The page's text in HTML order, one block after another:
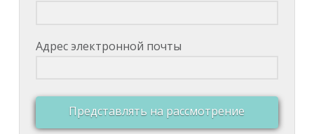
Адрес электронной почты
Представлять на рассмотрение